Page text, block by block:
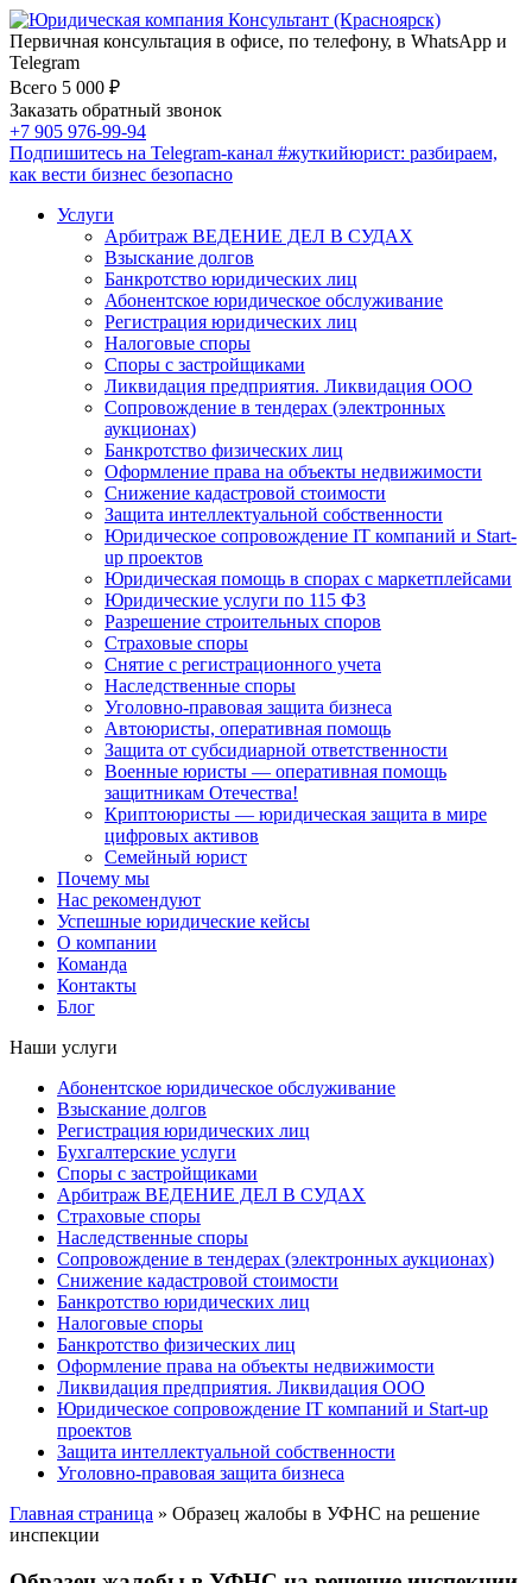
Первичная консультация в офисе, по телефону, в WhatsApp и
Telegram
Всего 5 000 ₽
Заказать обратный звонок
+7 905 976-99-94
Подпишитесь на Telegram-канал #жуткийюрист: разбираем,
как вести бизнес безопасно
Услуги
Арбитраж ВЕДЕНИЕ ДЕЛ В СУДАХ
Взыскание долгов
Банкротство юридических лиц
Абонентское юридическое обслуживание
Регистрация юридических лиц
Налоговые споры
Споры с застройщиками
Ликвидация предприятия. Ликвидация ООО
Сопровождение в тендерах (электронных
аукционах)
Банкротство физических лиц
Оформление права на объекты недвижимости
Снижение кадастровой стоимости
Защита интеллектуальной собственности
Юридическое сопровождение IT компаний и Start-
up проектов
Юридическая помощь в спорах с маркетплейсами
Юридические услуги по 115 ФЗ
Разрешение строительных споров
Страховые споры
Снятие с регистрационного учета
Наследственные споры
Уголовно-правовая защита бизнеса
Автоюристы, оперативная помощь
Защита от субсидиарной ответственности
Военные юристы — оперативная помощь
защитникам Отечества!
Криптоюристы — юридическая защита в мире
цифровых активов
Семейный юрист
Почему мы
Нас рекомендуют
Успешные юридические кейсы
О компании
Команда
Контакты
Блог
Наши услуги
Абонентское юридическое обслуживание
Взыскание долгов
Регистрация юридических лиц
Бухгалтерские услуги
Споры с застройщиками
Арбитраж ВЕДЕНИЕ ДЕЛ В СУДАХ
Страховые споры
Наследственные споры
Сопровождение в тендерах (электронных аукционах)
Снижение кадастровой стоимости
Банкротство юридических лиц
Налоговые споры
Банкротство физических лиц
Оформление права на объекты недвижимости
Ликвидация предприятия. Ликвидация ООО
Юридическое сопровождение IT компаний и Start-up
проектов
Защита интеллектуальной собственности
Уголовно-правовая защита бизнеса
Главная страница » Образец жалобы в УФНС на решение
инспекции